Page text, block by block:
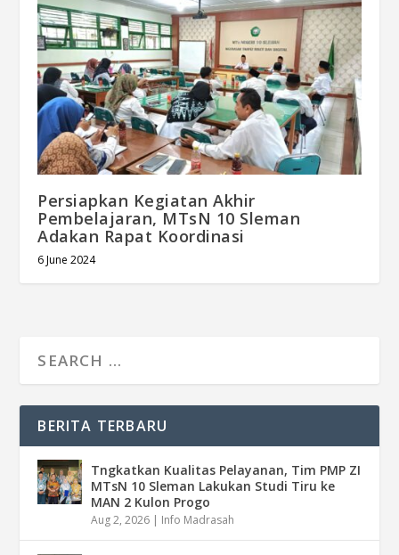
Persiapkan Kegiatan Akhir
Pembelajaran, MTsN 10 Sleman
Adakan Rapat Koordinasi
6 June 2024
BERITA TERBARU
Tngkatkan Kualitas Pelayanan, Tim PMP ZI
MTsN 10 Sleman Lakukan Studi Tiru ke
MAN 2 Kulon Progo
Aug 2, 2026 | Info Madrasah